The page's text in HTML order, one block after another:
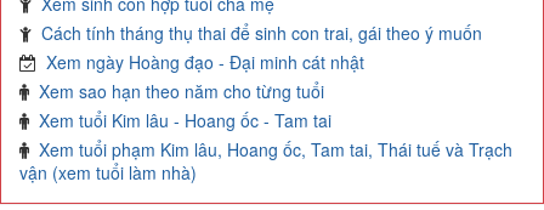
Cách tính tháng thụ thai để sinh con trai, gái theo ý muốn
Xem ngày Hoàng đạo - Đại minh cát nhật
Xem sao hạn theo năm cho từng tuổi
Xem tuổi Kim lâu - Hoang ốc - Tam tai
Xem tuổi phạm Kim lâu, Hoang ốc, Tam tai, Thái tuế và Trạch
vận (xem tuổi làm nhà)